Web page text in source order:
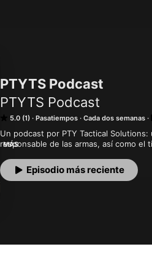
PTYTS Podcast
PTYTS Podcast
5.0 (1) Pasatiempos Cada dos semanas
Un podcast por PTY Tactical
responsable de las armas, así como
formar parte para aprender, entrenar y
relacionados, ¡suscríbete! has llegado
MÁS
Episodio más reciente